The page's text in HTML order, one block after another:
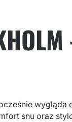
wygląda
snu oraz